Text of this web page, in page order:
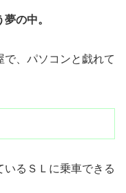
の中。
、パソコンと戯れて
るＳＬに乗車できる